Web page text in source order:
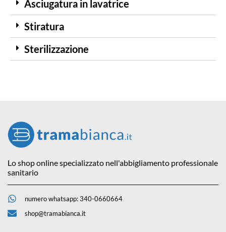
Asciugatura in lavatrice
Stiratura
Sterilizzazione
Lo shop online specializzato nell'abbigliamento professionale
sanitario
numero whatsapp: 340-0660664
shop@tramabianca.it